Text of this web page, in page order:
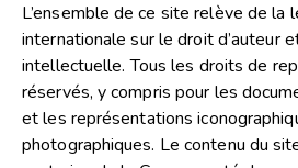
L’ensemble de ce site relève de la
internationale sur le droit d’auteur
intellectuelle. Tous les droits de
réservés, y compris pour les
et les représentations
photographiques. Le contenu du